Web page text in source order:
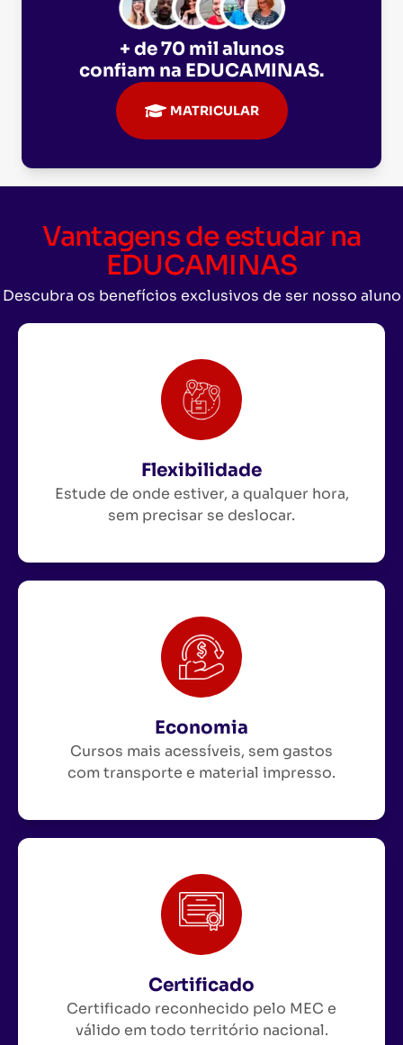
+ de 70 mil alunos
confiam na EDUCAMINAS.
MATRICULAR
Vantagens de estudar na
EDUCAMINAS
Descubra os benefícios exclusivos de ser nosso aluno
Flexibilidade
Estude de onde estiver, a qualquer hora,
sem precisar se deslocar.
Economia
Cursos mais acessíveis, sem gastos
com transporte e material impresso.
Certificado
Certificado reconhecido pelo MEC e
válido em todo território nacional.